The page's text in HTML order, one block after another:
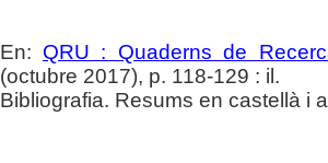
En: QRU : Quaderns de
(octubre 2017), p. 118-129 : il.
Bibliografia. Resums en castellà i